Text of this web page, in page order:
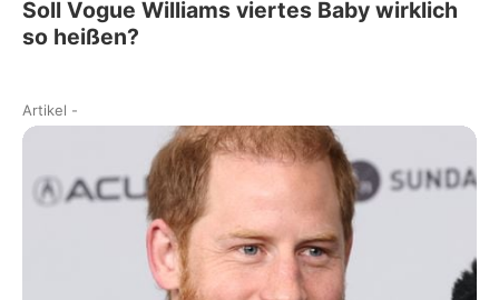
Soll Vogue Williams viertes Baby wirklich
so heißen?
Artikel -